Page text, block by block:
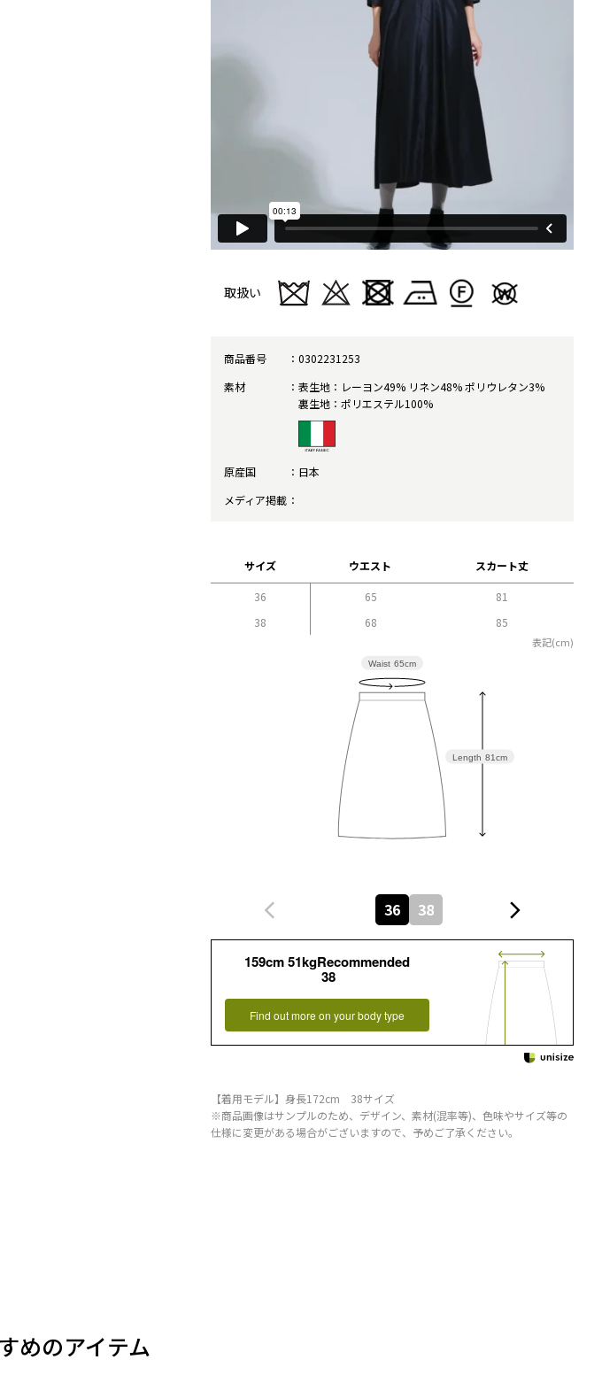
取扱い
商品番号
0302231253
素材
表生地：レーヨン49% リネン48% ポリウレタン3%
裏生地：ポリエステル100%
原産国
日本
メディア掲載
サイズ ウエスト スカート丈
36 65
81
38
68 85
表記(cm)
Length 81cm
Waist 65cm
36 38
159cm 51kgRecommended
38
Find out more on your body type
【着用モデル】身長172cm 38サイズ
※商品画像はサンプルのため、デザイン、素材(混率等)、色味やサイズ等の
仕様に変更がある場合がございますので、予めご了承ください。
めのアイテム